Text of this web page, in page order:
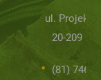
ul.
20-209
(81) 746